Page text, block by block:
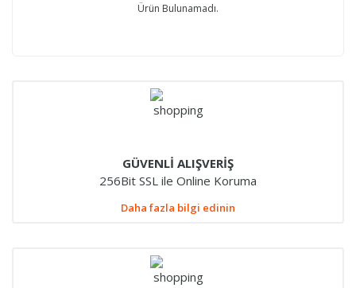
Ürün Bulunamadı.
GÜVENLİ ALIŞVERİŞ
256Bit SSL ile Online Koruma
Daha fazla bilgi edinin